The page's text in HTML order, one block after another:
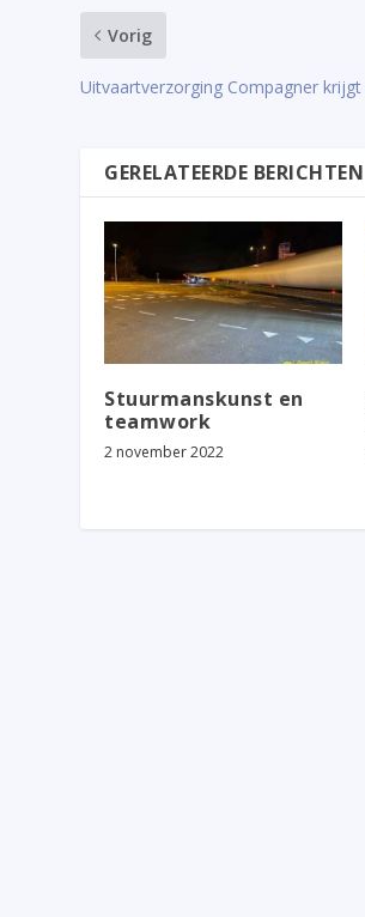
Vorig
Uitvaartverzorging Compagner
GERELATEERDE BERICHTEN
Stuurmanskunst en
teamwork
2 november 2022